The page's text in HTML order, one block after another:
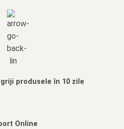
produsele în 10 zile
Online